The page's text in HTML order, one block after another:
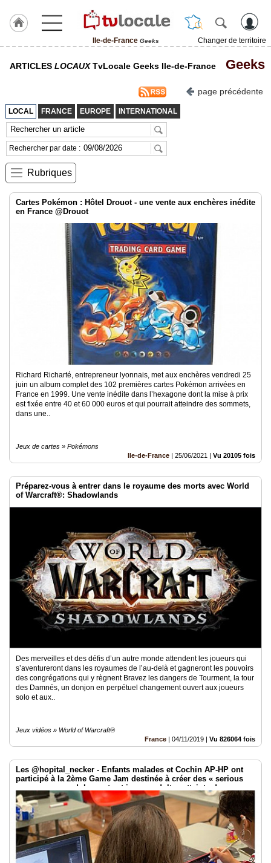
Ile-de-France Geeks
Changer de territoire
Ile-
de-
France
TvLocale
France
RUBRIQUES
Inscription
annuaire
ARTICLES LOCAUXTvLocale Geeks Ile-de-France Geeks
page précédente
LOCAL FRANCE EUROPE INTERNATIONAL
Rechercher par date :
Rubriques
Cartes Pokémon : Hôtel Drouot - une vente aux enchères inédite
en France @Drouot
Richard Richarté, entrepreneur lyonnais, met aux enchères vendredi 25
juin un album complet des 102 premières cartes Pokémon arrivées en
France en 1999. Une vente inédite dans l’hexagone dont la mise à prix
est fixée entre 40 et 60 000 euros et qui pourrait atteindre des sommets,
dans une..
Jeux de cartes » Pokémons
Ile-de-France | 25/06/2021 | Vu 20105 fois
Préparez-vous à entrer dans le royaume des morts avec World
of Warcraft®: Shadowlands
Des merveilles et des défis d’un autre monde attendent les joueurs qui
s’aventureront dans les royaumes de l’au-delà et gagneront les pouvoirs
des congrégations qui y règnent Bravez les dangers de Tourment, la tour
des Damnés, un donjon en perpétuel changement ouvert aux joueurs
solo et aux..
Jeux vidéos » World of Warcraft®
France | 04/11/2019 | Vu 826064 fois
Les @hopital_necker - Enfants malades et Cochin AP-HP ont
participé à la 2ème Game Jam destinée à créer des « serious
games » pour adolescents et jeunes adultes atteints de
mucoviscidose @APHP